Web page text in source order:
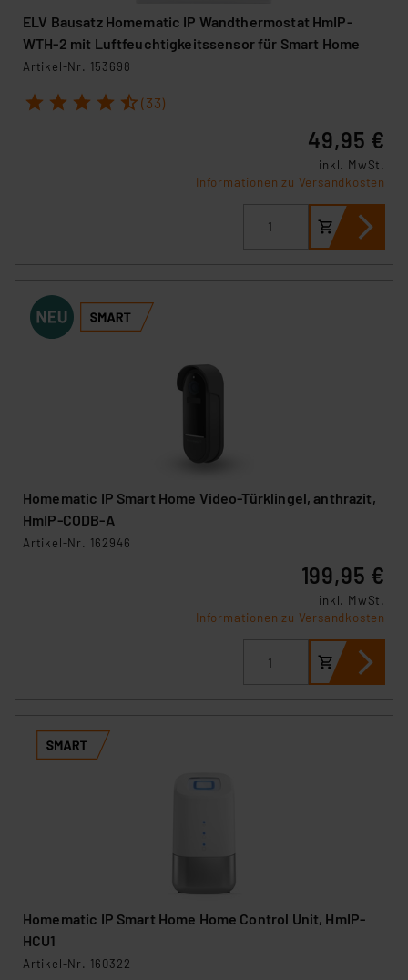
ELV Bausatz Homematic IP Wandthermostat HmIP-
WTH-2 mit Luftfeuchtigkeitssensor für Smart Home
Artikel-Nr. 153698
1 2 3 4 5 (33)
49,95 €
inkl. MwSt.
Informationen zu Versandkosten
Homematic IP Smart Home Video-Türklingel, anthrazit,
HmIP-CODB-A
Artikel-Nr. 162946
199,95 €
inkl. MwSt.
Informationen zu Versandkosten
Homematic IP Smart Home Home Control Unit, HmIP-
HCU1
Artikel-Nr. 160322